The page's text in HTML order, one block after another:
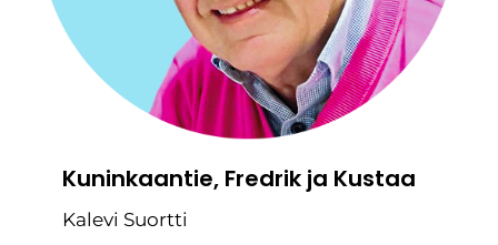
Kuninkaantie, Fredrik ja Kustaa
Kalevi Suortti